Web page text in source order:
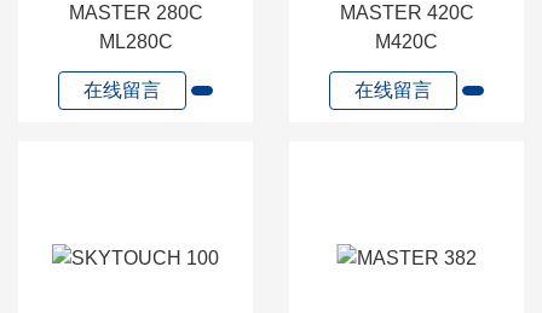
MASTER 280C
ML280C
在线留言
MASTER 420C
M420C
在线留言